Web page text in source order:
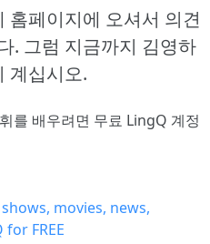
홈페이지에 오셔서 의견
. 그럼 지금까지 김영하
계십시오.
를 배우려면 무료 LingQ 계정